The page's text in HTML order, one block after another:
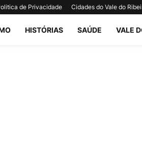
de Privacidade Cidades do Vale do
HISTÓRIAS SAÚDE VALE